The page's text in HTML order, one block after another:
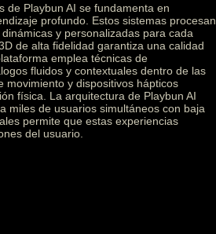
de Playbun AI se fundamenta en
profundo. Estos sistemas procesan
y personalizadas para cada
de alta fidelidad garantiza una calidad
emplea técnicas de
fluidos y contextuales dentro de las
movimiento y dispositivos hápticos
física. La arquitectura de Playbun AI
miles de usuarios simultáneos con baja
permite que estas experiencias
del usuario.